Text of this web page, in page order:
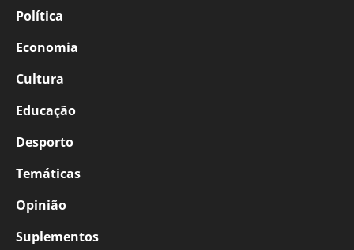
Política
Economia
Cultura
Educação
Desporto
Temáticas
Opinião
Suplementos